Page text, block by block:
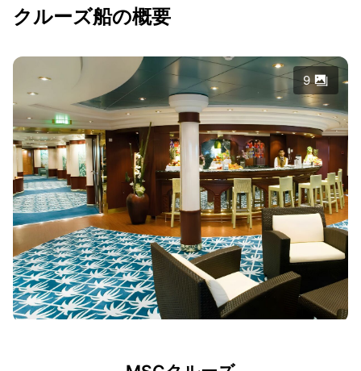
クルーズ船の概要
9